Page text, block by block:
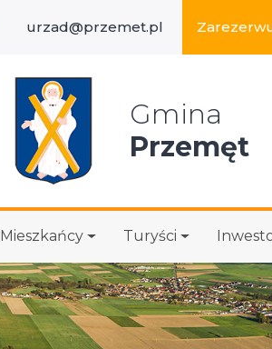
urzad@przemet.pl
Gmina
Przemęt
Mieszkańcy Turyści
Wyszukaj w